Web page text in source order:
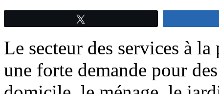
Le secteur des services à
une forte demande pour